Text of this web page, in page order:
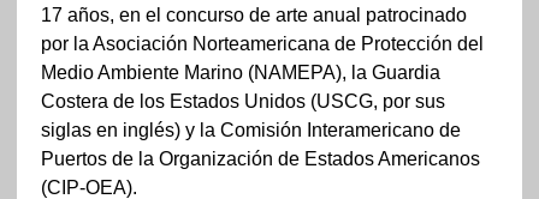
17 años, en el concurso de arte anual patrocinado
por la Asociación Norteamericana de Protección del
Medio Ambiente Marino (NAMEPA), la Guardia
Costera de los Estados Unidos (USCG, por sus
siglas en inglés) y la Comisión Interamericano de
Puertos de la Organización de Estados Americanos
(CIP-OEA).